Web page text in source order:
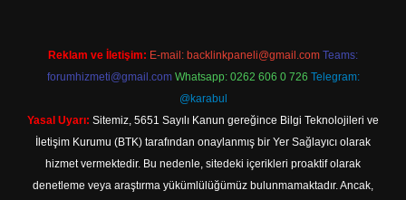
Reklam ve İletişim: E-mail: backlinkpaneli@gmail.com Teams:
forumhizmeti@gmail.com Whatsapp: 0262 606 0 726 Telegram:
@karabul
Yasal Uyarı: Sitemiz, 5651 Sayılı Kanun gereğince Bilgi Teknolojileri ve
İletişim Kurumu (BTK) tarafından onaylanmış bir Yer Sağlayıcı olarak
hizmet vermektedir. Bu nedenle, sitedeki içerikleri proaktif olarak
denetleme veya araştırma yükümlülüğümüz bulunmamaktadır. Ancak,